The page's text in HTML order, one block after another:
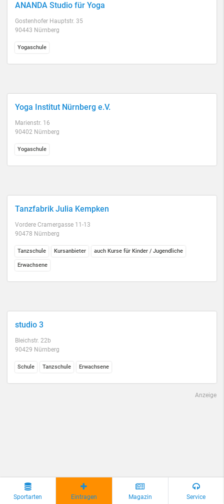
ANANDA Studio für Yoga
Gostenhofer Hauptstr. 35
90443 Nürnberg
Yogaschule
Yoga Institut Nürnberg e.V.
Marienstr. 16
90402 Nürnberg
Yogaschule
Tanzfabrik Julia Kempken
Vordere Cramergasse 11-13
90478 Nürnberg
Tanzschule Kursanbieter auch Kurse für Kinder / Jugendliche
Erwachsene
studio 3
Bleichstr. 22b
90429 Nürnberg
Schule Tanzschule Erwachsene
Anzeige
Sportarten Eintragen Magazin Service